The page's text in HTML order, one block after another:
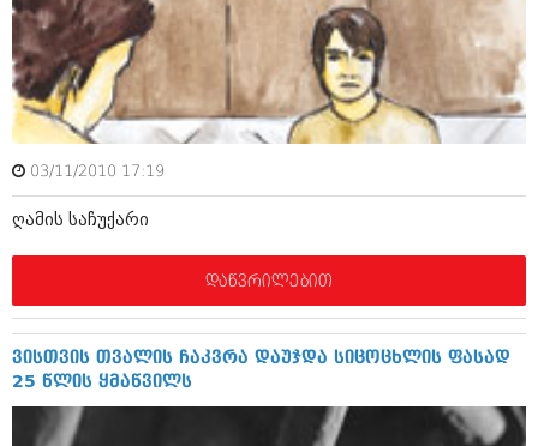
ნოემბერი 2013 (279)
ოქტომბერი 2013 (256)
სექტემბერი 2013 (368)
აგვისტო 2013 (89)
ივლისი 2013 (182)
ივნისი 2013 (212)
აპრილი 2013 (304)
მარტი 2013 (352)
თებერვალი 2013 (204)
დეკემბერი 2012 (98)
ოქტომბერი 2012 (350)
სექტემბერი 2012 (264)
აგვისტო 2012 (268)
ივლისი 2012 (322)
03/11/2010 17:19
ღამის საჩუქარი
დაწვრილებით
ვისთვის თვალის ჩაკვრა დაუჯდა სიცოცხლის ფასად
25 წლის ყმაწვილს